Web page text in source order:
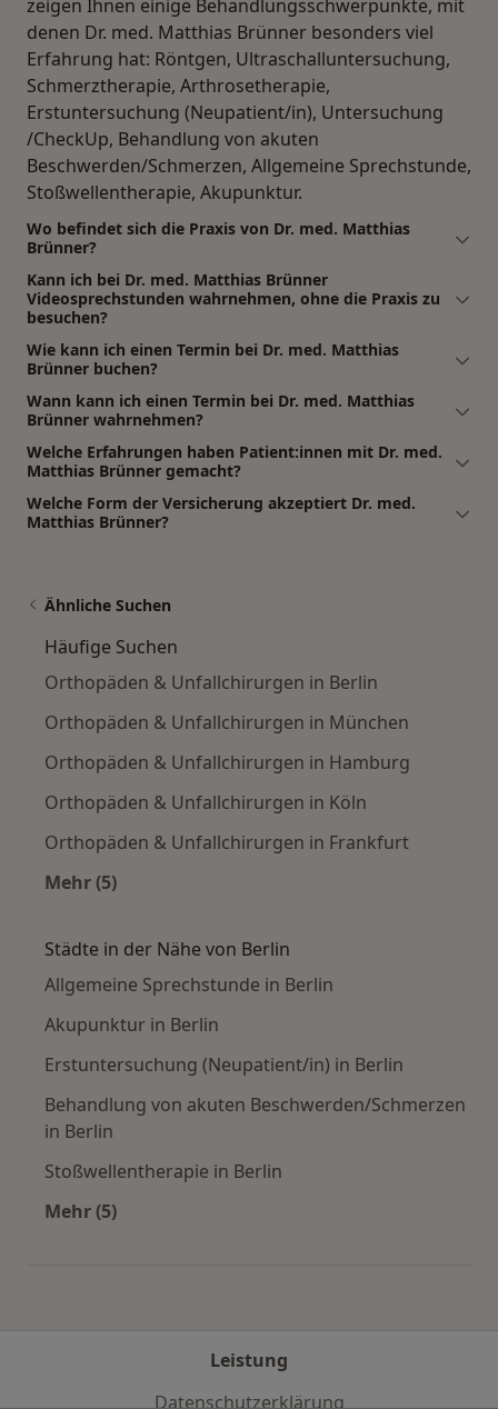
zeigen Ihnen einige Behandlungsschwerpunkte, mit
denen Dr. med. Matthias Brünner besonders viel
Erfahrung hat: Röntgen, Ultraschalluntersuchung,
Schmerztherapie, Arthrosetherapie,
Erstuntersuchung (Neupatient/in), Untersuchung
/CheckUp, Behandlung von akuten
Beschwerden/Schmerzen, Allgemeine Sprechstunde,
Stoßwellentherapie, Akupunktur.
Wo befindet sich die Praxis von Dr. med. Matthias
Brünner?
Kann ich bei Dr. med. Matthias Brünner
Videosprechstunden wahrnehmen, ohne die Praxis zu
besuchen?
Wie kann ich einen Termin bei Dr. med. Matthias
Brünner buchen?
Wann kann ich einen Termin bei Dr. med. Matthias
Brünner wahrnehmen?
Welche Erfahrungen haben Patient:innen mit Dr. med.
Matthias Brünner gemacht?
Welche Form der Versicherung akzeptiert Dr. med.
Matthias Brünner?
Ähnliche Suchen
Häufige Suchen
Orthopäden & Unfallchirurgen in Berlin
Orthopäden & Unfallchirurgen in München
Orthopäden & Unfallchirurgen in Hamburg
Orthopäden & Unfallchirurgen in Köln
Orthopäden & Unfallchirurgen in Frankfurt
Mehr (5)
Städte in der Nähe von Berlin
Allgemeine Sprechstunde in Berlin
Akupunktur in Berlin
Erstuntersuchung (Neupatient/in) in Berlin
Behandlung von akuten Beschwerden/Schmerzen
in Berlin
Stoßwellentherapie in Berlin
Mehr (5)
Leistung
Datenschutzerklärung